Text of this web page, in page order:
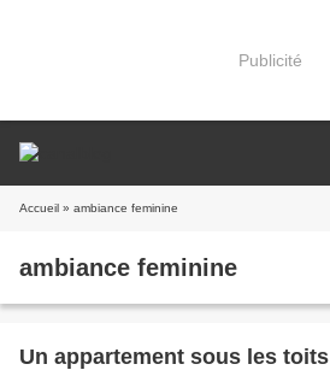
Publicité
Accueil » ambiance feminine
ambiance feminine
Un appartement sous les toits